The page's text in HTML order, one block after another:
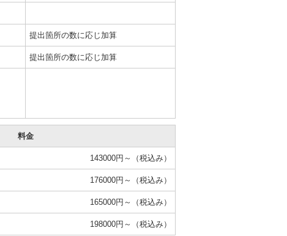
提出箇所の数に応じ加算
提出箇所の数に応じ加算
料金
143000円～（税込み）
176000円～（税込み）
165000円～（税込み）
198000円～（税込み）